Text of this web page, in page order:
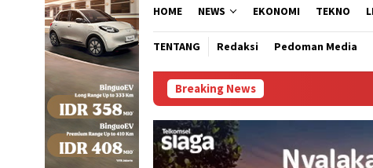
HOME NEWS EKONOMI TEKNO
TENTANG Redaksi Pedoman Media
Breaking News